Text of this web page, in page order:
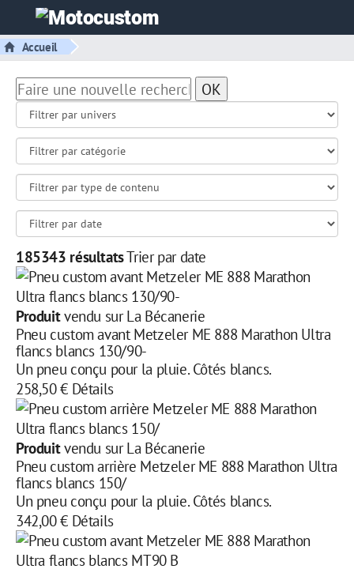
Accueil
OK
185343 résultatsTrier par date
Produitvendu sur La Bécanerie
Pneu custom avant Metzeler ME 888 Marathon Ultra
flancs blancs 130/90-
Un pneu conçu pour la pluie. Côtés blancs.
258,50 € Détails
Produitvendu sur La Bécanerie
Pneu custom arrière Metzeler ME 888 Marathon Ultra
flancs blancs 150/
Un pneu conçu pour la pluie. Côtés blancs.
342,00 € Détails